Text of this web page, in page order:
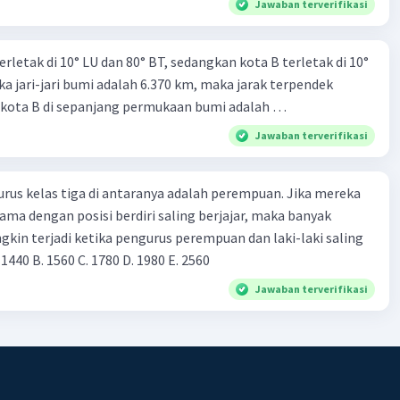
berdampak
terhadap mata uang asing memburuk. Kebijakan
tepat dilakukan pemerintah adalah .... a. Menaikkan suku
surat berharga c. Memberikan subsidi kepada
ekspansif adalah .... a. Output bertambah, suku bunga
suku bunga turun c. Output bertambah, suku bunga
suku bunga naik e. Output turun, suku bunga turun Di
termasuk jenis kebijakan moneter berhubungan dengan
yang beredar di masyarakat, adalah .... a. Kebijakan
Jawaban terverifikasi
di 10° LU dan 80° BT, sedangkan kota B terletak di 10°
jari-jari bumi adalah 6.370 km, maka jarak terpendek
B di sepanjang permukaan bumi adalah …
Jawaban terverifikasi
kelas tiga di antaranya adalah perempuan. Jika mereka
dengan posisi berdiri saling berjajar, maka banyak
terjadi ketika pengurus perempuan dan laki-laki saling
B. 1560 C. 1780 D. 1980 Ε. 2560
Jawaban terverifikasi